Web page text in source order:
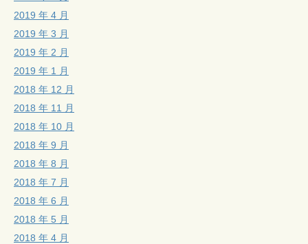
2019 年 4 月
2019 年 3 月
2019 年 2 月
2019 年 1 月
2018 年 12 月
2018 年 11 月
2018 年 10 月
2018 年 9 月
2018 年 8 月
2018 年 7 月
2018 年 6 月
2018 年 5 月
2018 年 4 月